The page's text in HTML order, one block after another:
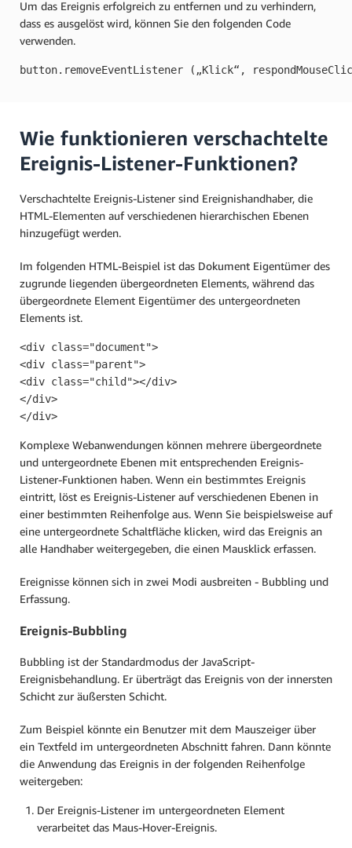
Um das Ereignis erfolgreich zu entfernen und zu verhindern,
dass es ausgelöst wird, können Sie den folgenden Code
verwenden.
button.removeEventListener („Klick“,
Wie funktionieren verschachtelte
Ereignis-Listener-Funktionen?
Verschachtelte Ereignis-Listener sind Ereignishandhaber, die
HTML-Elementen auf verschiedenen hierarchischen Ebenen
hinzugefügt werden.
Im folgenden HTML-Beispiel ist das Dokument Eigentümer des
zugrunde liegenden übergeordneten Elements, während das
übergeordnete Element Eigentümer des untergeordneten
Elements ist.
<div class="document">
<div class="parent">
<div class="child"></div>
</div>
</div>
Komplexe Webanwendungen können mehrere übergeordnete
und untergeordnete Ebenen mit entsprechenden Ereignis-
Listener-Funktionen haben. Wenn ein bestimmtes Ereignis
eintritt, löst es Ereignis-Listener auf verschiedenen Ebenen in
einer bestimmten Reihenfolge aus. Wenn Sie beispielsweise auf
eine untergeordnete Schaltfläche klicken, wird das Ereignis an
alle Handhaber weitergegeben, die einen Mausklick erfassen.
Ereignisse können sich in zwei Modi ausbreiten - Bubbling und
Erfassung.
Ereignis-Bubbling
Bubbling ist der Standardmodus der JavaScript-
Ereignisbehandlung. Er überträgt das Ereignis von der innersten
Schicht zur äußersten Schicht.
Zum Beispiel könnte ein Benutzer mit dem Mauszeiger über
ein Textfeld im untergeordneten Abschnitt fahren. Dann könnte
die Anwendung das Ereignis in der folgenden Reihenfolge
weitergeben:
Der Ereignis-Listener im untergeordneten Element
verarbeitet das Maus-Hover-Ereignis.